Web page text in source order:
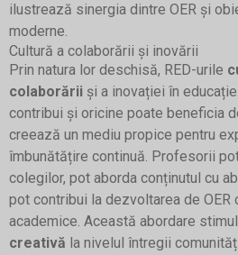
ilustrează sinergia dintre OER și
moderne.
Cultură a colaborării și inovării
Prin natura lor deschisă, RED-urile
colaborării și a inovației în
contribui și oricine poate beneficia
creează un mediu propice pentru
îmbunătățire continuă. Profesorii
colegilor, pot aborda conținutul cu
pot contribui la dezvoltarea de
academice. Această abordare
creativă la nivelul întregii